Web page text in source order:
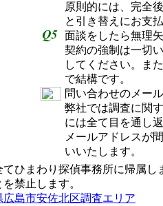
原則的には、完全
と引き替えにお支
面談をしたら無理
契約の強制は一切
してください。ま
で結構です。
問い合わせのメー
弊社では調査に関
には全て目を通し
メールアドレスが
いいたします。
ひまわり探偵事務所に帰属し
禁止します。
島市安佐北区調査エリア